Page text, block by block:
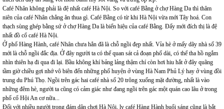
Café Nhân không phải là đệ nhất café Hà Nội. So với café Bằng ở chợ Hàng Da thì thâm
niên của café Nhân chẳng ăn thua gì. Café Bằng có từ khi Hà Nội vừa mới Tây hoá. Con
thạch sùng ghép bằng sứ ở chợ Hàng Da là biển hiệu của café Bằng. Đấy mới đích thị là đệ
nhất đồ cổ café Hà Nội.
Ở phố Hàng Hành, café Nhân chưa hẳn đã là chỗ ngồi đẹp nhất. Vỉa hè ở mấy dãy nhà số 39
mới là chỗ ngồi đắc địa. Ở đây người ta có thể quan sát cả đoạn phố dài, có thể tha hồ ngắm
nhìn thiên hạ đi qua đi lại. Bầu không khí bảng lảng thậm chí còn hơi hiu hắt ở đây quãng
tầm giờ chiều gợi nhớ vô biên đến những phố huyện ở vùng Hà Nam Phủ Lý hay ở vùng đồi
trung du Phú Thọ. Ngồi trên gác hai café nhà số 20 trông xuống mặt đường, nhất là vào
những đêm hè, người ta cũng có cảm giác như đang ngồi trên gác một quán cao lâu ở trong
phố cổ Hội An cơ nữa...
Đối với nhiều người trong đám dân chơi Hà Nội, ly café Hàng Hành buổi sáng cũng là bắt